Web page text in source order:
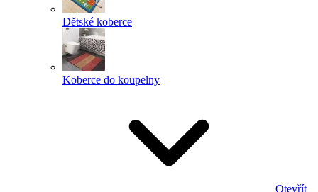
Dětské koberce
Koberce do koupelny
Otevřít